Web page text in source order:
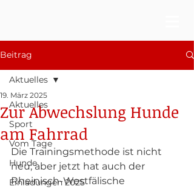
Beitrag
Aktuelles
Sport
Vom Tage
Hunde
Einladungen 2025
Aktuelles
Zur Abwechslung Hunde
am Fahrrad
19. März 2025
Die Trainingsmethode ist nicht
neu, aber jetzt hat auch der
Rheinisch-Westfälische